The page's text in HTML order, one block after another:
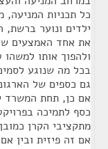
כל תכניות
ילדים ונוער
את אחד האמצעים
ולהפוך אותו
בכל מה שנוגע
גם כספים של
אם כן, תחת המשרד
כסף לתמיכה
מתקציבי הקרן
אם זה פיזית ובין